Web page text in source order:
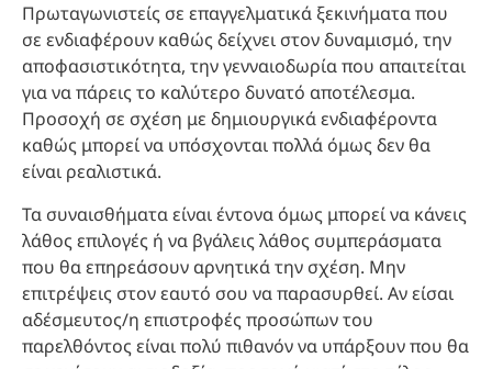
Πρωταγωνιστείς σε επαγγελματικά ξεκινήματα που
σε ενδιαφέρουν καθώς δείχνει στον δυναμισμό, την
αποφασιστικότητα, την γενναιοδωρία που απαιτείται
για να πάρεις το καλύτερο δυνατό αποτέλεσμα.
Προσοχή σε σχέση με δημιουργικά ενδιαφέροντα
καθώς μπορεί να υπόσχονται πολλά όμως δεν θα
είναι ρεαλιστικά.
Τα συναισθήματα είναι έντονα όμως μπορεί να κάνεις
λάθος επιλογές ή να βγάλεις λάθος συμπεράσματα
που θα επηρεάσουν αρνητικά την σχέση. Μην
επιτρέψεις στον εαυτό σου να παρασυρθεί. Αν είσαι
αδέσμευτος/η επιστροφές προσώπων του
παρελθόντος είναι πολύ πιθανόν να υπάρξουν που θα